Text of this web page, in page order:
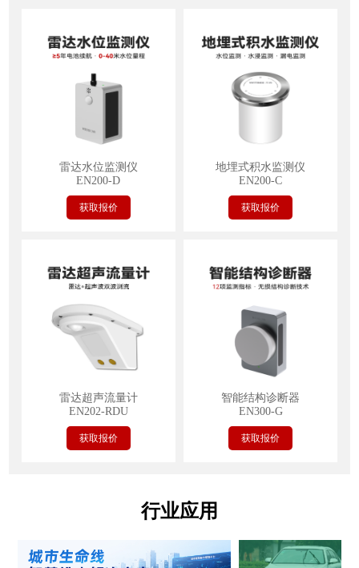
雷达水位监测仪
EN200-D
获取报价
地埋式积水监测仪
EN200-C
获取报价
雷达超声流量计
EN202-RDU
获取报价
智能结构诊断器
EN300-G
获取报价
行业应用